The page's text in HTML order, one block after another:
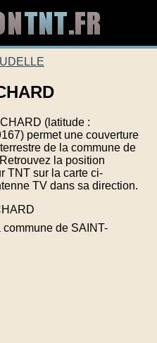
(latitude :
permet une couverture
de la commune de
la position
TNT sur la carte ci-
TV dans sa direction.
de SAINT-